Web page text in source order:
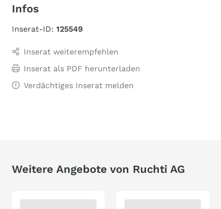
Infos
Inserat-ID: 125549
Inserat weiterempfehlen
Inserat als PDF herunterladen
Verdächtiges Inserat melden
Weitere Angebote von Ruchti AG